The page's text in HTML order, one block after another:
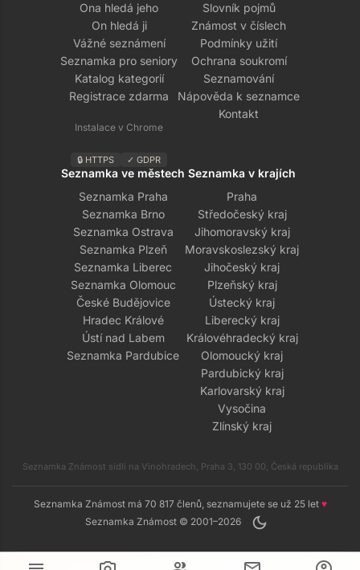
Ona hledá jeho
On hledá ji
Vážné seznámení
Seznamka pro seniory
Katalog kategorií
Registrace zdarma
Instalace v Chrome
🔒 HTTPS ✓ GDPR
Slovník pojmů
Známost v číslech
Podmínky užití
Ochrana soukromí
Seznamování
Nápověda k seznamce
Kontakt
Seznamka ve městech
Seznamka Praha
Seznamka Brno
Seznamka Ostrava
Seznamka Plzeň
Seznamka Liberec
Seznamka Olomouc
České Budějovice
Hradec Králové
Ústí nad Labem
Seznamka Pardubice
Seznamka v krajích
Praha
Středočeský kraj
Jihomoravský kraj
Moravskoslezský kraj
Jihočeský kraj
Plzeňský kraj
Ústecký kraj
Liberecký kraj
Královéhradecký kraj
Olomoucký kraj
Pardubický kraj
Karlovarský kraj
Vysočina
Zlínský kraj
Seznamka Známost sídlí na Vinohradech, Praha 3, 130 00, Česká republika
Seznamka Známost má 70 817 členů, seznamujete se už 25 let ♥
Seznamka Známost © 2001–2026
dark_mode